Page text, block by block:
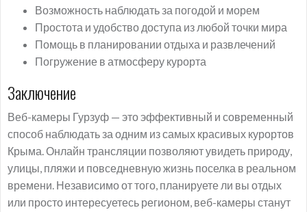
Возможность наблюдать за погодой и морем
Простота и удобство доступа из любой точки мира
Помощь в планировании отдыха и развлечений
Погружение в атмосферу курорта
Заключение
Веб-камеры Гурзуф — это эффективный и современный
способ наблюдать за одним из самых красивых курортов
Крыма. Онлайн трансляции позволяют увидеть природу,
улицы, пляжи и повседневную жизнь поселка в реальном
времени. Независимо от того, планируете ли вы отдых
или просто интересуетесь регионом, веб-камеры станут